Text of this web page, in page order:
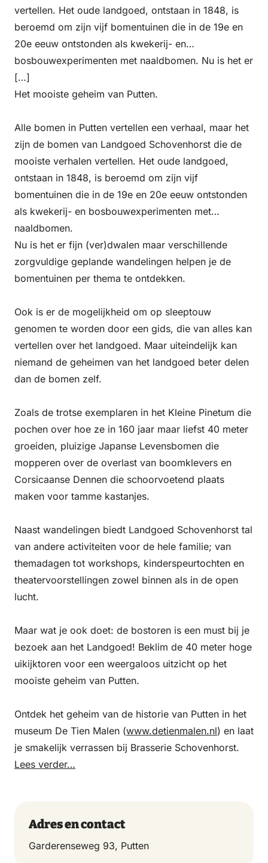
vertellen. Het oude landgoed, ontstaan in 1848, is
beroemd om zijn vijf bomentuinen die in de 19e en
20e eeuw ontstonden als kwekerij- en
bosbouwexperimenten met naaldbomen. Nu is het er
[…]
Het mooiste geheim van Putten.
Alle bomen in Putten vertellen een verhaal, maar het
zijn de bomen van Landgoed Schovenhorst die de
mooiste verhalen vertellen. Het oude landgoed,
ontstaan in 1848, is beroemd om zijn vijf
bomentuinen die in de 19e en 20e eeuw ontstonden
als kwekerij- en bosbouwexperimenten met
naaldbomen.
Nu is het er fijn (ver)dwalen maar verschillende
zorgvuldige geplande wandelingen helpen je de
bomentuinen per thema te ontdekken.
Ook is er de mogelijkheid om op sleeptouw
genomen te worden door een gids, die van alles kan
vertellen over het landgoed. Maar uiteindelijk kan
niemand de geheimen van het landgoed beter delen
dan de bomen zelf.
Zoals de trotse exemplaren in het Kleine Pinetum die
pochen over hoe ze in 160 jaar maar liefst 40 meter
groeiden, pluizige Japanse Levensbomen die
mopperen over de overlast van boomklevers en
Corsicaanse Dennen die schoorvoetend plaats
maken voor tamme kastanjes.
Naast wandelingen biedt Landgoed Schovenhorst tal
van andere activiteiten voor de hele familie; van
themadagen tot workshops, kinderspeurtochten en
theatervoorstellingen zowel binnen als in de open
lucht.
Maar wat je ook doet: de bostoren is een must bij je
bezoek aan het Landgoed! Beklim de 40 meter hoge
uikijktoren voor een weergaloos uitzicht op het
mooiste geheim van Putten.
Ontdek het geheim van de historie van Putten in het
museum De Tien Malen (www.detienmalen.nl) en laat
je smakelijk verrassen bij Brasserie Schovenhorst.
Lees verder…
Adres en contact
Garderenseweg 93, Putten